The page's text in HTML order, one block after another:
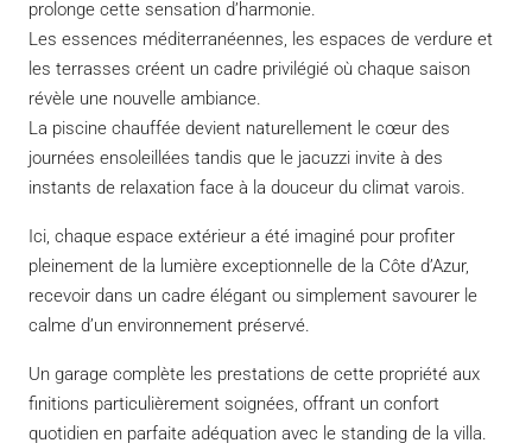
prolonge cette sensation d’harmonie.
Les essences méditerranéennes, les espaces de verdure et
les terrasses créent un cadre privilégié où chaque saison
révèle une nouvelle ambiance.
La piscine chauffée devient naturellement le cœur des
journées ensoleillées tandis que le jacuzzi invite à des
instants de relaxation face à la douceur du climat varois.
Ici, chaque espace extérieur a été imaginé pour profiter
pleinement de la lumière exceptionnelle de la Côte d’Azur,
recevoir dans un cadre élégant ou simplement savourer le
calme d’un environnement préservé.
Un garage complète les prestations de cette propriété aux
finitions particulièrement soignées, offrant un confort
quotidien en parfaite adéquation avec le standing de la villa.